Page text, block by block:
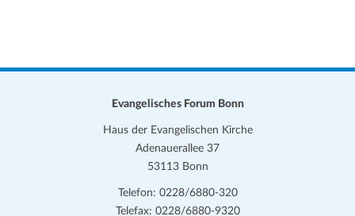
Evangelisches Forum Bonn
Haus der Evangelischen Kirche
Adenauerallee 37
53113 Bonn
Telefon: 0228/6880-320
Telefax: 0228/6880-9320